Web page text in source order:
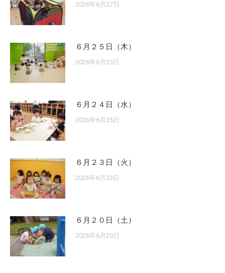
2026年6月27日
６月２５日（木）
2026年6月25日
６月２４日（水）
2026年6月25日
６月２３日（火）
2026年6月23日
６月２０日（土）
2026年6月20日